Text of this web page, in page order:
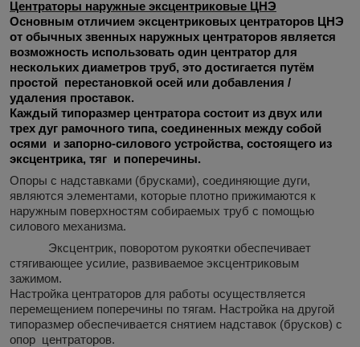
Центраторы наружные эксцентриковые ЦНЭ
Основным отличием эксцентриковых центраторов ЦНЭ
от обычных звенных наружных центраторов является
возможность использовать один центратор для
нескольких диаметров труб, это достигается путём
простой перестановкой осей или добавления /
удаления проставок.
Каждый типоразмер центратора состоит из двух или
трех дуг рамочного типа, соединенных между собой
осями и запорно-силового устройства, состоящего из
эксцентрика, тяг и поперечины.
Опоры с надставками (брусками), соединяющие дуги,
являются элементами, которые плотно прижимаются к
наружным поверхностям собираемых труб с помощью
силового механизма.
Эксцентрик, поворотом рукоятки обеспечивает
стягивающее усилие, развиваемое эксцентриковым
зажимом.
Настройка центраторов для работы осуществляется
перемещением поперечины по тягам. Настройка на другой
типоразмер обеспечивается снятием надставок (брусков) с
опор центраторов.